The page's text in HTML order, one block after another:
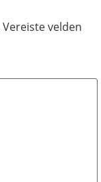
Vereiste velden